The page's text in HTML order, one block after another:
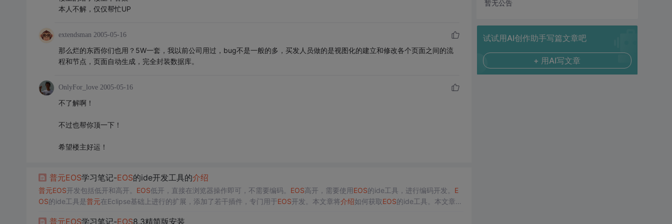
本人不解，仅仅帮忙UP
extendsman 2005-05-16
那么烂的东西你们也用？5W一套，我以前公司用过，bug不是一般的多，买发人员做的是视图化的建立和修改各个页面之间的流
程和节点，页面自动生成，完全封装数据库。
OnlyFor_love 2005-05-16
不了解啊！
不过也帮你顶一下！
希望楼主好运！
普元EOS学习笔记-EOS的ide开发工具的介绍
普元EOS开发包括低开和高开。 EOS低开，直接在浏览器操作即可，不需要编码。 EOS高开，需要使用EOS的ide工具，进行编码开发。 E
OS的ide工具是普元在Eclipse基础上进行的扩展，添加了若干插件，专门用于EOS开发。本文章将介绍如何获取EOS的ide工具。本文章将
普元EOS学习笔记-EOS8.3精简版安装
暂无公告
试试用AI创作助手写篇文章吧
+ 用AI写文章